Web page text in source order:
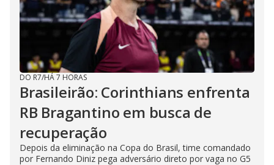
DO R7/HÁ 7 HORAS
Brasileirão: Corinthians enfrenta
RB Bragantino em busca de
recuperação
Depois da eliminação na Copa do Brasil, time comandado
por Fernando Diniz pega adversário direto por vaga no G5